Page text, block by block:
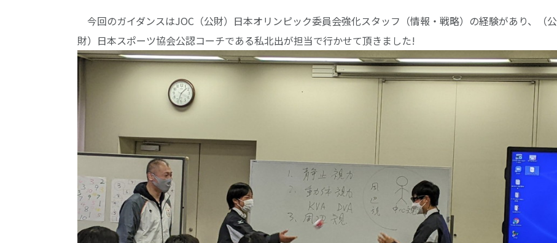
今回のガイダンスはJOC（公財）日本オリンピック委員会強化スタッフ（情報・戦略）の経験があり、（公
財）日本スポーツ協会公認コーチである私北出が担当で行かせて頂きました!